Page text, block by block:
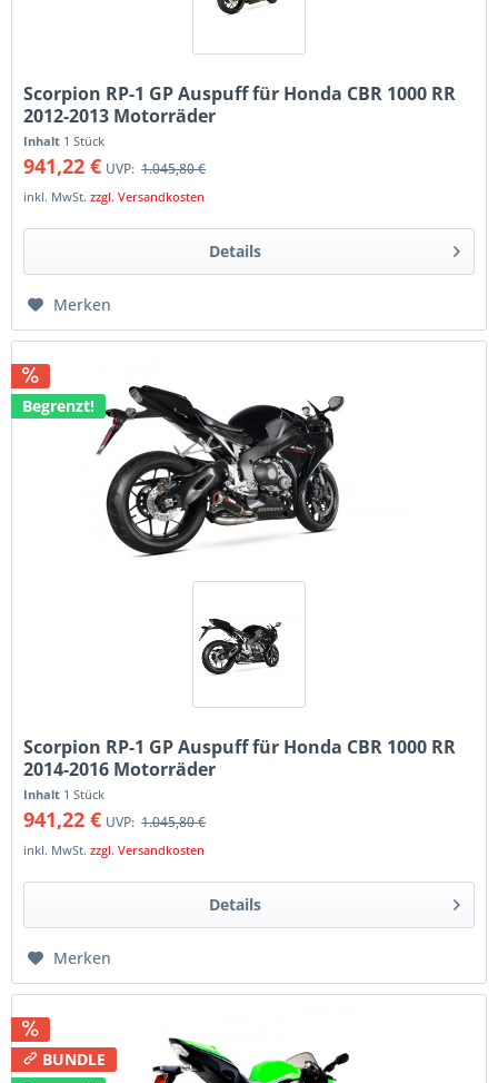
Scorpion RP-1 GP Auspuff für Honda CBR 1000 RR
2012-2013 Motorräder
Inhalt 1 Stück
941,22 € UVP: 1.045,80 €
inkl. MwSt.zzgl. Versandkosten
Details
Merken
Begrenzt!
Scorpion RP-1 GP Auspuff für Honda CBR 1000 RR
2014-2016 Motorräder
Inhalt 1 Stück
941,22 € UVP: 1.045,80 €
inkl. MwSt.zzgl. Versandkosten
Details
Merken
BUNDLE